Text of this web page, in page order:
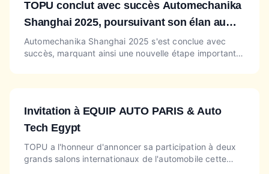
TOPU conclut avec succès Automechanika
Shanghai 2025, poursuivant son élan au
salon Automechanika Dubaï, stand SA-L26
Automechanika Shanghai 2025 s'est conclue avec
succès, marquant ainsi une nouvelle étape importante
Invitation à EQUIP AUTO PARIS & Auto
Tech Egypt
TOPU a l'honneur d'annoncer sa participation à deux
grands salons internationaux de l'automobile cette